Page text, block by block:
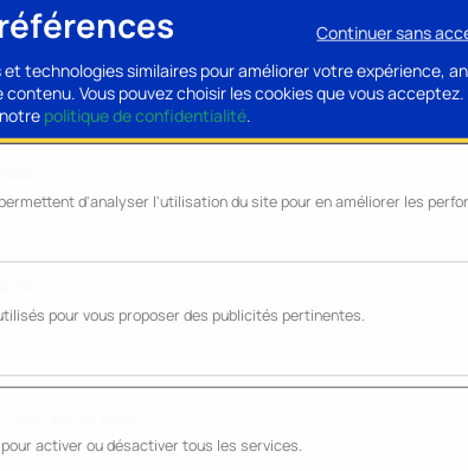
technologies similaires pour améliorer votre expérience,
Vous pouvez choisir les cookies que vous acceptez.
politique de confidentialité.
d'analyser l'utilisation du site pour en améliorer les
pour vous proposer des publicités pertinentes.
activer ou désactiver tous les services.
Continuer sans
Inc.
Mighty Jaxx